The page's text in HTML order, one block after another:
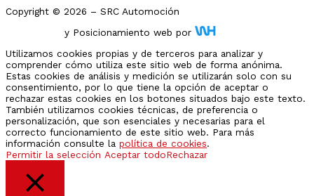
Copyright © 2026 – SRC Automoción
y Posicionamiento web por
Utilizamos cookies propias y de terceros para analizar y
comprender cómo utiliza este sitio web de forma anónima.
Estas cookies de análisis y medición se utilizarán solo con su
consentimiento, por lo que tiene la opción de aceptar o
rechazar estas cookies en los botones situados bajo este texto.
También utilizamos cookies técnicas, de preferencia o
personalización, que son esenciales y necesarias para el
correcto funcionamiento de este sitio web. Para más
información consulte la política de cookies.
Permitir la selección Aceptar todoRechazar